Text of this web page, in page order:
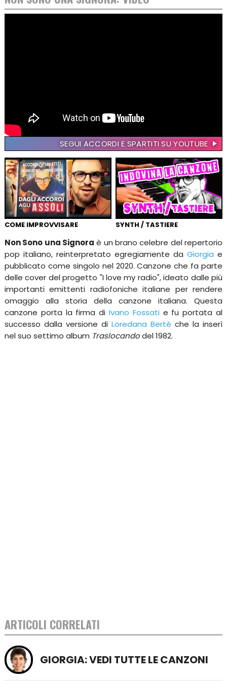
SEGUI ACCORDI E SPARTITI SU YOUTUBE
COME IMPROVVISARE SYNTH / TASTIERE
Non Sono una Signora è un brano celebre del repertorio
pop italiano, reinterpretato egregiamente daGiorgia e
pubblicato come singolo nel 2020. Canzone che fa parte
delle cover del progetto "I love my radio", ideato dalle più
importanti emittenti radiofoniche italiane per rendere
omaggio alla storia della canzone italiana. Questa
canzone porta la firma di Ivano Fossati e fu portata al
successo dalla versione di Loredana Bertè che la inserì
nel suo settimo album Traslocandodel 1982.
ARTICOLI CORRELATI
GIORGIA: VEDI TUTTE LE CANZONI